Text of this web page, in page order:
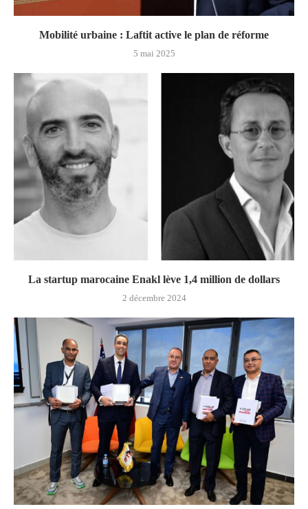
Mobilité urbaine : Laftit active le plan de réforme
5 mai 2025
La startup marocaine Enakl lève 1,4 million de dollars
2 décembre 2024